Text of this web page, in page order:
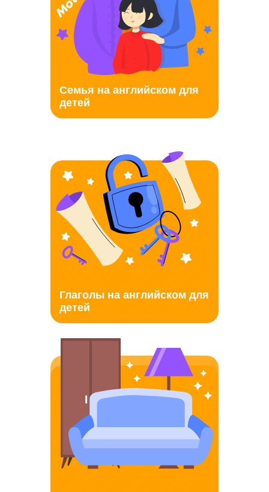
Семья на английском для
детей
Глаголы на английском для
детей